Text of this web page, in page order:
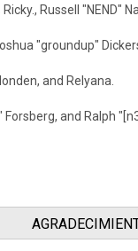
Russell "NEND"
"groundup"
and Relyana.
and Ralph